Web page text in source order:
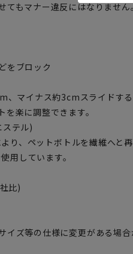
てもマナー違反にはなりません
をブロック
、マイナス約3cmスライドす
楽に調整できます。
テル)
り、ペットボトルを繊維へと
用しています。
比)
ズ等の仕様に変更がある場合